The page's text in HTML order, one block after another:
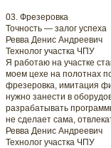
03. Фрезеровка
Точность — залог успеха
Ревва Денис Андреевич
Технолог участка ЧПУ
Я работаю на участке
моем цехе на полотнах
фрезеровка, имитация
нужно занести в
разрабатывать
не сделает сама,
Ревва Денис Андреевич
Технолог участка ЧПУ